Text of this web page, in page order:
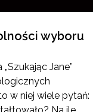
wyboru
Jane”
w niej wiele pytań:
Na ile